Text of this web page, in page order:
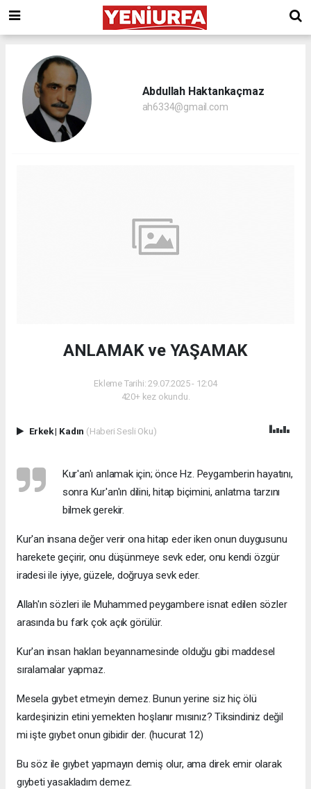
Abdullah Haktankaçmaz
ah6334@gmail.com
ANLAMAK ve YAŞAMAK
Ekleme Tarihi: 29.07.2025 - 12:04
420+ kez okundu.
Erkek| Kadın (Haberi Sesli Oku)
Kur'an'ı anlamak için; önce Hz. Peygamberin hayatını,
sonra Kur'an'ın dilini, hitap biçimini, anlatma tarzını
bilmek gerekir.
Kur'an insana değer verir ona hitap eder iken onun duygusunu
harekete geçirir, onu düşünmeye sevk eder, onu kendi özgür
iradesi ile iyiye, güzele, doğruya sevk eder.
Allah'ın sözleri ile Muhammed peygambere isnat edilen sözler
arasında bu fark çok açık görülür.
Kur'an insan hakları beyannamesinde olduğu gibi maddesel
sıralamalar yapmaz.
Mesela gıybet etmeyin demez. Bunun yerine siz hiç ölü
kardeşinizin etini yemekten hoşlanır mısınız? Tiksindiniz değil
mi işte gıybet onun gibidir der. (hucurat 12)
Bu söz ile gıybet yapmayın demiş olur, ama direk emir olarak
gıybeti yasakladım demez.